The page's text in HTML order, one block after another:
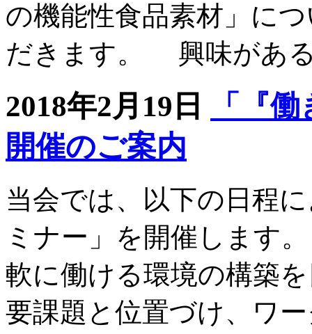
の機能性食品素材」に
だきます。 興味があ
2018年2月19日
「『
開催のご案内
当会では、以下の日程
ミナー」を開催します
軟に働ける環境の構築
要課題と位置づけ、ワ